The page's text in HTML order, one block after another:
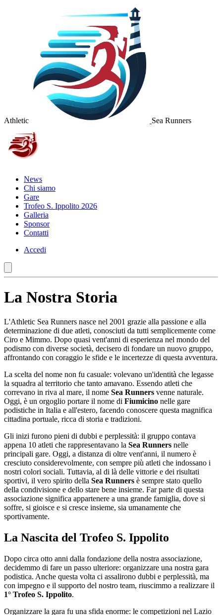
Athletic Sea Runners
News
Chi siamo
Gare
Trofeo S. Ippolito 2026
Galleria
Sponsor
Contatti
Accedi
La Nostra Storia
L'Athletic Sea Runners nasce nel 2001 grazie alla passione e alla
determinazione di due atleti, conosciuti da tutti semplicemente come
Ciro e Mimmo. Dopo quasi vent'anni di esperienza nel mondo del
podismo con diverse società, decisero di fondare un nuovo gruppo,
affrontando con coraggio le sfide e le incertezze di questa avventura.
La scelta del nome non fu casuale: volevano un'identità che legasse
la squadra al territorio che tanto amavano. Essendo atleti che
correvano in riva al mare, il nome Sea Runners venne naturale.
Oggi, è un orgoglio portare il nome di Fiumicino nelle gare
podistiche in Italia e all'estero, facendo conoscere questa magnifica
cittadina portuale, ricca di storia e tradizioni.
Gli inizi furono pieni di dubbi e perplessità: il gruppo contava
appena 10 atleti che rappresentavano la Sea Runners nelle
principali gare. Oggi, a distanza di oltre vent'anni, il numero è
cresciuto considerevolmente, con sempre più atleti che indossano i
nostri colori sociali. Tuttavia, al di là delle vittorie e dei risultati
sportivi, il vero spirito della Sea Runners è sempre stato quello
della condivisione e dello stare bene insieme. Far parte di questa
associazione significa appartenere a una grande famiglia, dove si
soffre, si gioisce e si cresce insieme, sia umanamente che
sportivamente.
La Nascita del Trofeo S. Ippolito
Dopo circa otto anni dalla fondazione della nostra associazione,
decidemmo di fare un passo ulteriore: organizzare una nostra gara
podistica. Anche questa volta ci assalirono dubbi e perplessità, ma
con impegno e il supporto del nostro team, riuscimmo a realizzare il
1° Trofeo S. Ippolito.
Organizzare la gara fu una sfida enorme: le competizioni nel Lazio